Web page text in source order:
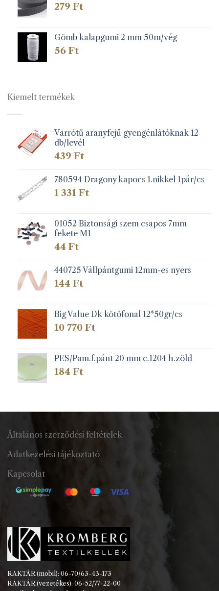
279 Ft
Gömb kalapgumi 2 mm 50m/vég
56 Ft
Kiemelt termékek
Varrótű aranyfejű gyengénlátóknak 12
db/levél
439 Ft
780594 Dragony kapocs 1.nikkel 1pár/cs
1 331 Ft
01052 Biztonsági szem csapos 7mm
fekete M1
44 Ft
440725 Vállpántgumi 12mm-es nyers
144 Ft
Big Value Dk kötöfonal 12*50gr/cs
10 770 Ft
PES/Pam.f.pánt 20 mm c.1204 h.zöld
184 Ft
Általános szerződési feltételek
Adatkezelési tájékoztató
Kapcsolat
RAKTÁR (mobil): 06-70/63-43-173
RAKTÁR (vezetékes): 06-52/77-22-00